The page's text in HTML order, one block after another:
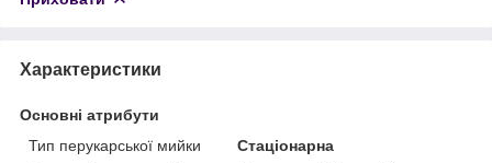
Характеристики
Основні атрибути
Тип перукарської мийки
Стаціонарна